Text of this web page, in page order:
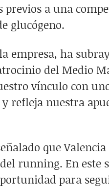
previos a una
glucógeno.
empresa, ha
del Medio
vínculo con
refleja nuestra
que
running. En este
para